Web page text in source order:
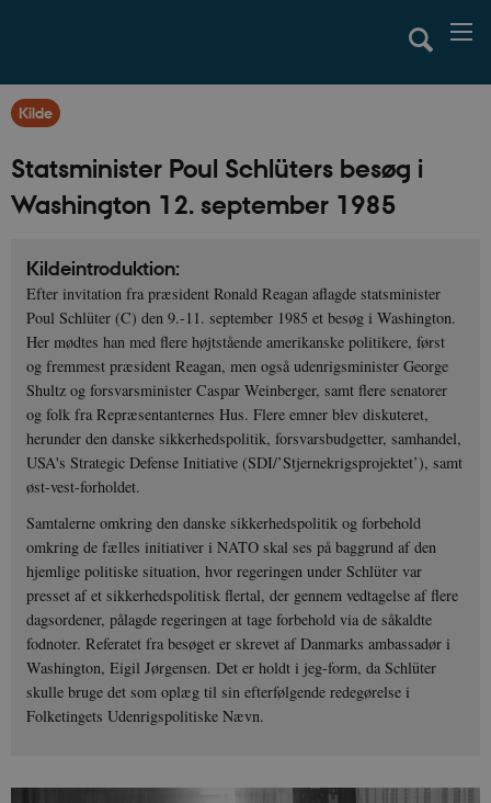
Kilde
Statsminister Poul Schlüters besøg i
Washington 12. september 1985
Kildeintroduktion:
Efter invitation fra præsident Ronald Reagan aflagde statsminister
Poul Schlüter (C) den 9.-11. september 1985 et besøg i Washington.
Her mødtes han med flere højtstående amerikanske politikere, først
og fremmest præsident Reagan, men også udenrigsminister George
Shultz og forsvarsminister Caspar Weinberger, samt flere senatorer
og folk fra Repræsentanternes Hus. Flere emner blev diskuteret,
herunder den danske sikkerhedspolitik, forsvarsbudgetter, samhandel,
USA's Strategic Defense Initiative (SDI/’Stjernekrigsprojektet’), samt
øst-vest-forholdet.
Samtalerne omkring den danske sikkerhedspolitik og forbehold
omkring de fælles initiativer i NATO skal ses på baggrund af den
hjemlige politiske situation, hvor regeringen under Schlüter var
presset af et sikkerhedspolitisk flertal, der gennem vedtagelse af flere
dagsordener, pålagde regeringen at tage forbehold via de såkaldte
fodnoter. Referatet fra besøget er skrevet af Danmarks ambassadør i
Washington, Eigil Jørgensen. Det er holdt i jeg-form, da Schlüter
skulle bruge det som oplæg til sin efterfølgende redegørelse i
Folketingets Udenrigspolitiske Nævn.